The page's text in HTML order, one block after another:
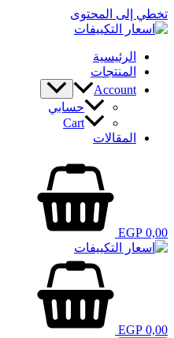
تخطي إلى المحتوى
الرئيسية
المنتجات
Account
حسابي
Cart
المقالات
0,00
EGP
0,00
EGP